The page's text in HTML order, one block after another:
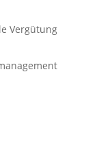
Vergütung